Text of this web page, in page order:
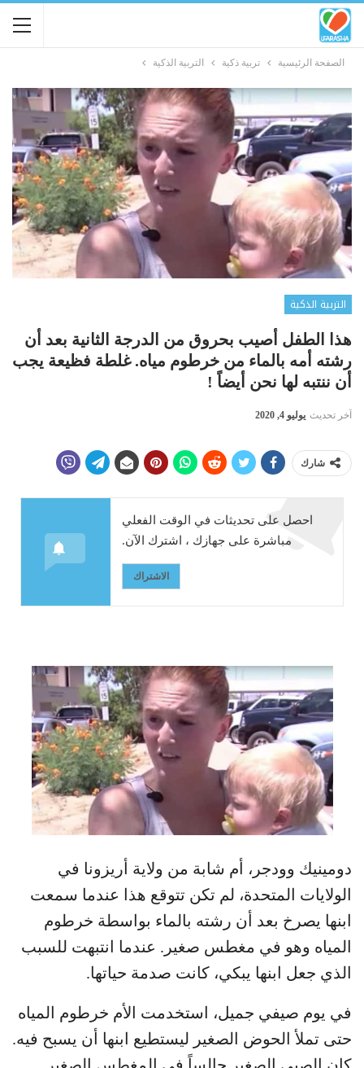
الصفحة الرئيسية تربية ذكية التربية الذكية
التربية الذكية
هذا الطفل أصيب بحروق من الدرجة الثانية بعد أن
رشته أمه بالماء من خرطوم مياه. غلطة فظيعة يجب
أن ننتبه لها نحن أيضاً !
آخر تحديث يوليو 4, 2020
شارك
احصل على تحديثات في الوقت الفعلي
مباشرة على جهازك ، اشترك الآن.
الاشتراك
دومينيك وودجر، أم شابة من ولاية أريزونا في
الولايات المتحدة، لم تكن تتوقع هذا عندما سمعت
ابنها يصرخ بعد أن رشته بالماء بواسطة خرطوم
المياه وهو في مغطس صغير. عندما انتبهت للسبب
الذي جعل ابنها يبكي، كانت صدمة حياتها.
في يوم صيفي جميل، استخدمت الأم خرطوم المياه
حتى تملأ الحوض الصغير ليستطيع ابنها أن يسبح فيه.